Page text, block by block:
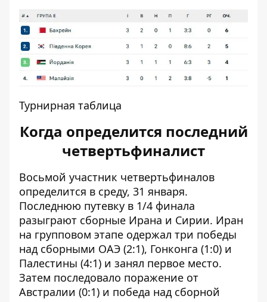
Турнирная таблица
Когда определится последний
четвертьфиналист
Восьмой участник четвертьфиналов
определится в среду, 31 января.
Последнюю путевку в 1/4 финала
разыграют сборные Ирана и Сирии. Иран
на групповом этапе одержал три победы
над сборными ОАЭ (2:1), Гонконга (1:0) и
Палестины (4:1) и занял первое место.
Затем последовало поражение от
Австралии (0:1) и победа над сборной